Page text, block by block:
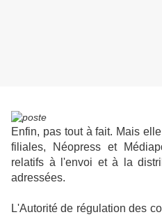
Enfin, pas tout à fait. Mais
filiales, Néopress et
relatifs à l'envoi et à la
adressées.
L'Autorité de régulation des